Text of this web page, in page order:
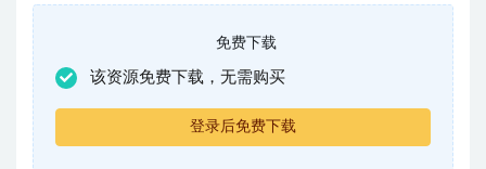
免费下载
该资源免费下载，无需购买
登录后免费下载